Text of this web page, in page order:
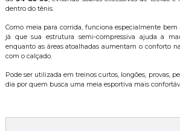
dentro do tênis.
Como meia para corrida, funciona especialmente
já que sua estrutura semi-compressiva ajuda a
enquanto as áreas atoalhadas aumentam o conforto
com o calçado.
Pode ser utilizada em treinos curtos, longões, provas,
dia por quem busca uma meia esportiva mais